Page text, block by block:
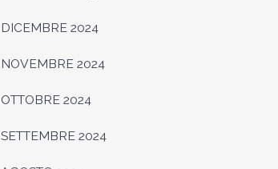
DICEMBRE 2024
NOVEMBRE 2024
OTTOBRE 2024
SETTEMBRE 2024